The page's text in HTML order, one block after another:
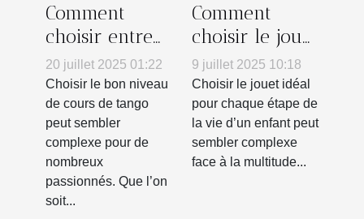
Comment
choisir entre
un cours
débutant ou
intermédiaire
en tango ?
20 juillet 2025 01:22
Choisir le bon niveau
de cours de tango
peut sembler
complexe pour de
nombreux
passionnés. Que l’on
soit...
Comment
choisir le jouet
parfait pour
chaque âge ?
9 juillet 2025 10:18
Choisir le jouet idéal
pour chaque étape de
la vie d’un enfant peut
sembler complexe
face à la multitude...